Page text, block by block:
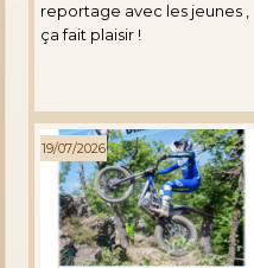
reportage avec les jeunes ,
ça fait plaisir !
19/07/2026